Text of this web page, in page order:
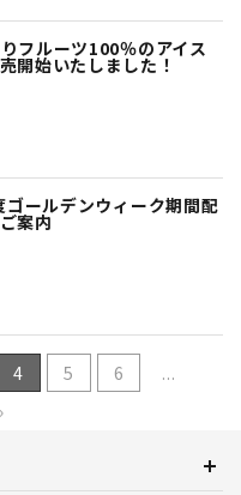
フルーツ100％のアイス
開始いたしました！
ゴールデンウィーク期間配
案内
4 5 6
...